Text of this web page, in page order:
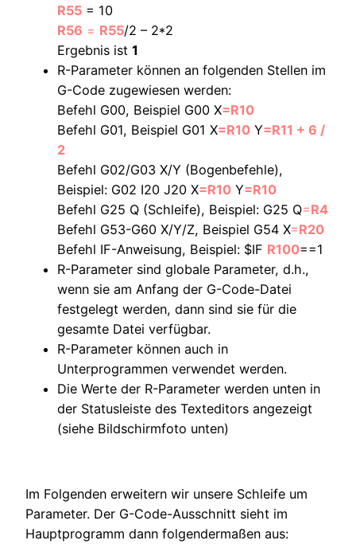
R55 = 10
R56 = R55/2 – 2*2
Ergebnis ist 1
R-Parameter können an folgenden Stellen im
G-Code zugewiesen werden:
Befehl G00, Beispiel G00 X=R10
Befehl G01, Beispiel G01 X=R10 Y=R11 + 6 /
2
Befehl G02/G03 X/Y (Bogenbefehle),
Beispiel: G02 I20 J20 X=R10 Y=R10
Befehl G25 Q (Schleife), Beispiel: G25 Q=R4
Befehl G53-G60 X/Y/Z, Beispiel G54 X=R20
Befehl IF-Anweisung, Beispiel: $IF R100==1
R-Parameter sind globale Parameter, d.h.,
wenn sie am Anfang der G-Code-Datei
festgelegt werden, dann sind sie für die
gesamte Datei verfügbar.
R-Parameter können auch in
Unterprogrammen verwendet werden.
Die Werte der R-Parameter werden unten in
der Statusleiste des Texteditors angezeigt
(siehe Bildschirmfoto unten)
Im Folgenden erweitern wir unsere Schleife um
Parameter. Der G-Code-Ausschnitt sieht im
Hauptprogramm dann folgendermaßen aus: